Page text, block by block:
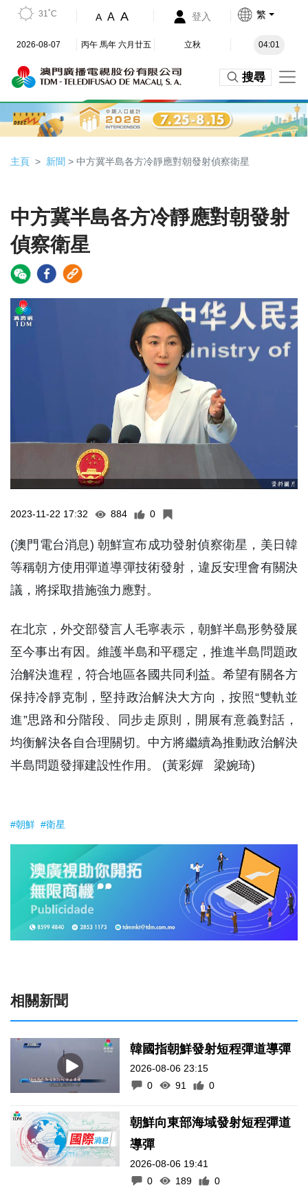
31˚C A A A 登入 繁
2026-08-07 丙午 馬年 六月廿五 立秋 04:01
搜尋
主頁 新聞 > 中方冀半島各方冷靜應對朝發射偵察衛星
中方冀半島各方冷靜應對朝發射
偵察衛星
2023-11-22 17:32 884 0
(澳門電台消息) 朝鮮宣布成功發射偵察衛星，美日韓
等稱朝方使用彈道導彈技術發射，違反安理會有關決
議，將採取措施強力應對。
在北京，外交部發言人毛寧表示，朝鮮半島形勢發展
至今事出有因。維護半島和平穩定，推進半島問題政
治解決進程，符合地區各國共同利益。希望有關各方
保持冷靜克制，堅持政治解決大方向，按照“雙軌並
進”思路和分階段、同步走原則，開展有意義對話，
均衡解決各自合理關切。中方將繼續為推動政治解決
半島問題發揮建設性作用。 (黃彩嬋 梁婉琦)
#朝鮮 #衛星
相關新聞
韓國指朝鮮發射短程彈道導彈
2026-08-06 23:15
0
91 0
朝鮮向東部海域發射短程彈道
導彈
2026-08-06 19:41
0
189 0